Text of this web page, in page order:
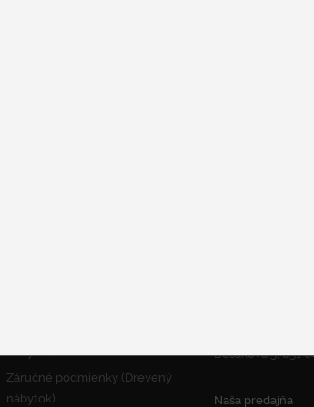
vyhotoveniach
nábytok)
Záručné podmienky (Drevený
nábytok)
Bosákova 5, 851
Naša predajňa